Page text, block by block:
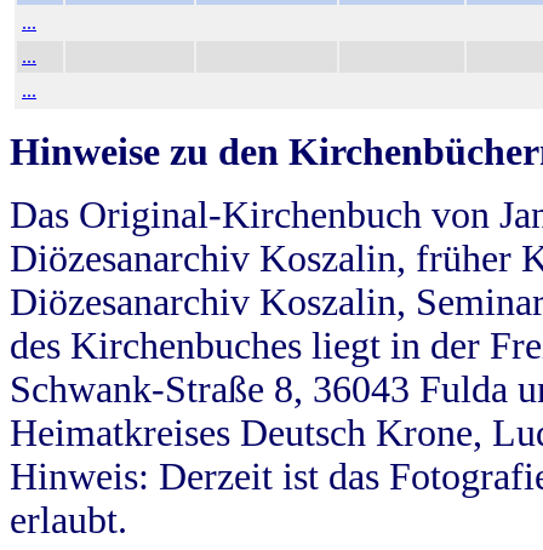
...
...
...
Hinweise zu den
Das Original-Kirchenbuch von
Diözesanarchiv Koszalin, früher
Diözesanarchiv Koszalin,
des Kirchenbuches liegt in der
Schwank-Straße 8, 36043 Fulda
Heimatkreises Deutsch Krone,
Hinweis: Derzeit ist das
erlaubt.